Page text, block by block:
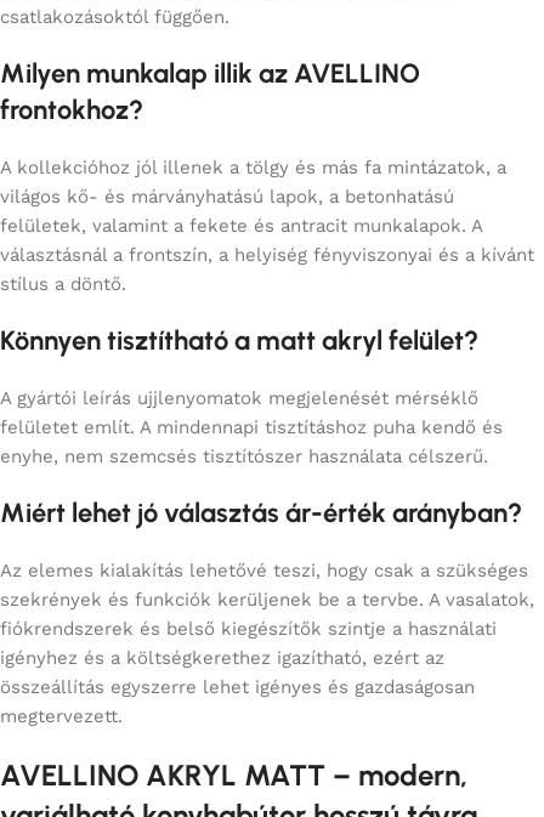
csatlakozásoktól függően.
Milyen munkalap illik az AVELLINO
frontokhoz?
A kollekcióhoz jól illenek a tölgy és más fa mintázatok, a
világos kő- és márványhatású lapok, a betonhatású
felületek, valamint a fekete és antracit munkalapok. A
választásnál a frontszín, a helyiség fényviszonyai és a kívánt
stílus a döntő.
Könnyen tisztítható a matt akryl felület?
A gyártói leírás ujjlenyomatok megjelenését mérséklő
felületet említ. A mindennapi tisztításhoz puha kendő és
enyhe, nem szemcsés tisztítószer használata célszerű.
Miért lehet jó választás ár-érték arányban?
Az elemes kialakítás lehetővé teszi, hogy csak a szükséges
szekrények és funkciók kerüljenek be a tervbe. A vasalatok,
fiókrendszerek és belső kiegészítők szintje a használati
igényhez és a költségkerethez igazítható, ezért az
összeállítás egyszerre lehet igényes és gazdaságosan
megtervezett.
AVELLINO AKRYL MATT – modern,